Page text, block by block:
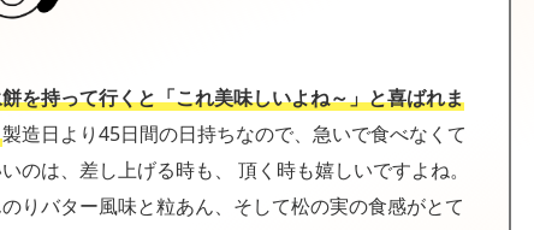
を持って行くと「これ美味しいよね～」と喜ばれま
製造日より45日間の日持ちなので、急いで食べなくて
のは、差し上げる時も、 頂く時も嬉しいですよね。
りバター風味と粒あん、そして松の実の食感がとて